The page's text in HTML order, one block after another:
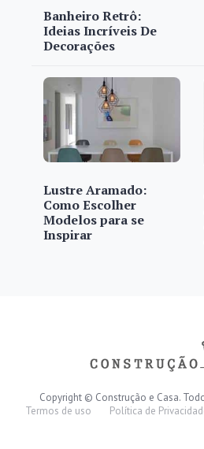
Banheiro Retrô:
Ideias Incríveis De
Decorações
Lustre Aramado:
Como Escolher
Modelos para se
Inspirar
Copyright © Construção e Casa.
Termos de uso
Política de